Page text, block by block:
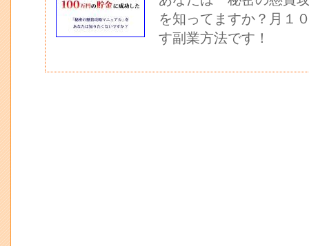
を知ってますか？月１
す副業方法です！